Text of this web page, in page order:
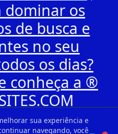
sua experiência e
navegando, você
dominar os
de busca e
no seu
os dias?
conheça a ®